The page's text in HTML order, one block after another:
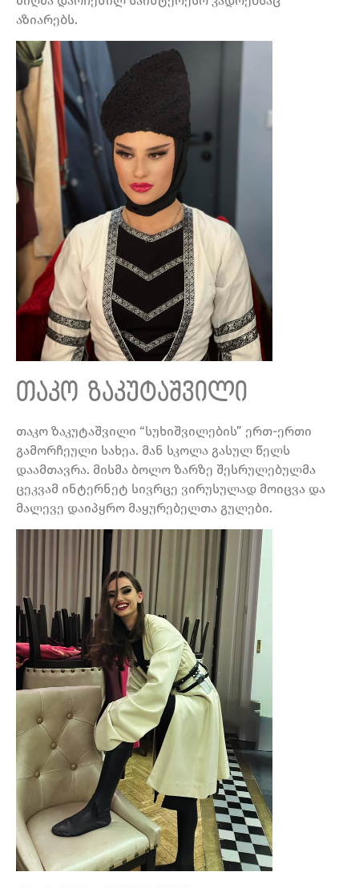
აზიარებს.
თაკო ზაკუტაშვილი
თაკო ზაკუტაშვილი “სუხიშვილების” ერთ-ერთი
გამორჩეული სახეა. მან სკოლა გასულ წელს
დაამთავრა. მისმა ბოლო ზარზე შესრულებულმა
ცეკვამ ინტერნეტ სივრცე ვირუსულად მოიცვა და
მალევე დაიპყრო მაყურებელთა გულები.